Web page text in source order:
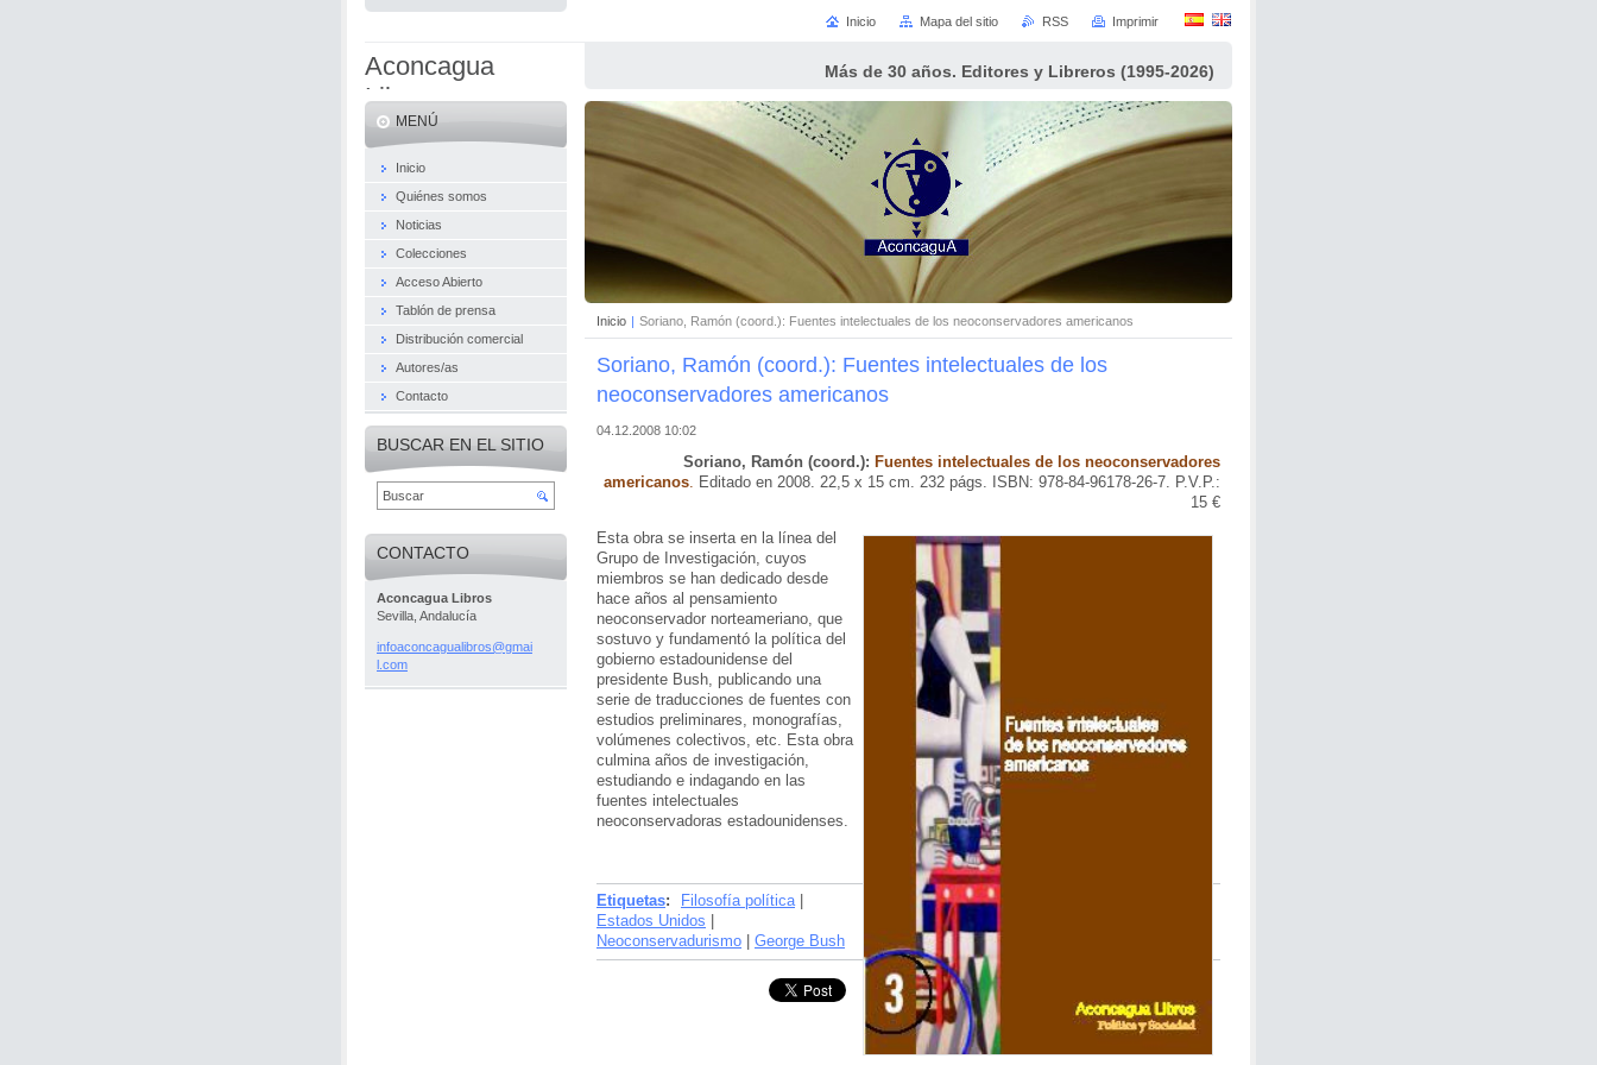
Aconcagua
Libros
Más de 30 años. Editores y Libreros (1995-2026)
Inicio | Soriano, Ramón (coord.): Fuentes intelectuales de los neoconservadores americanos
Soriano, Ramón (coord.): Fuentes intelectuales de los
neoconservadores americanos
04.12.2008 10:02
Soriano, Ramón (coord.): Fuentes intelectuales de los neoconservadores
americanos
Editado en 2008. 22,5 x 15 cm. 232 págs. ISBN: 978-84-96178-26-7. P.V.P.:
15 €
Esta obra se inserta en la línea del
Grupo de Investigación, cuyos
miembros se han dedicado desde
hace años al pensamiento
neoconservador norteameriano, que
sostuvo y fundamentó la política del
gobierno estadounidense del
presidente Bush, publicando una
serie de traducciones de fuentes con
estudios preliminares, monografías,
volúmenes colectivos, etc. Esta obra
culmina años de investigación,
estudiando e indagando en las
fuentes intelectuales
neoconservadoras estadounidenses.
Etiquetas: Filosofía política
Estados Unidos
Neoconservadurismo
George Bush
MENÚ
Inicio
Quiénes somos
Noticias
Colecciones
Acceso Abierto
Tablón de prensa
Distribución comercial
Autores/as
Contacto
BUSCAR EN EL SITIO
CONTACTO
Aconcagua Libros
Sevilla, Andalucía
infoaconcagualibros@gmai
l.com
Inicio Mapa del sitio RSS Imprimir